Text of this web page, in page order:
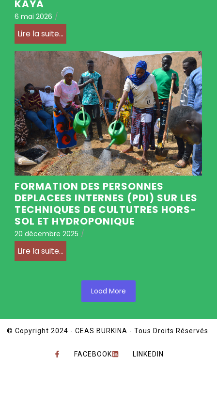
KAYA
6 mai 2026 /
Lire la suite...
FORMATION DES PERSONNES
DEPLACEES INTERNES (PDI) SUR LES
TECHNIQUES DE CULTUTRES HORS-
SOL ET HYDROPONIQUE
20 décembre 2025 /
Lire la suite...
Load More
© Copyright 2024 - CEAS BURKINA - Tous Droits Réservés.
FACEBOOK LINKEDIN